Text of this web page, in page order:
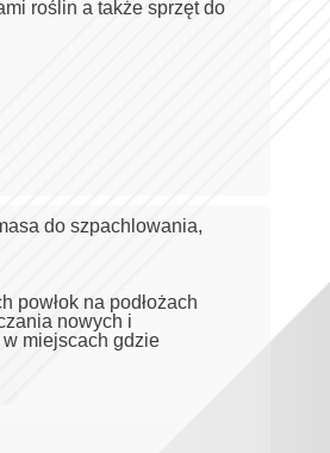
roślin a także sprzęt do
do szpachlowania,
powłok na podłożach
nowych i
miejscach gdzie